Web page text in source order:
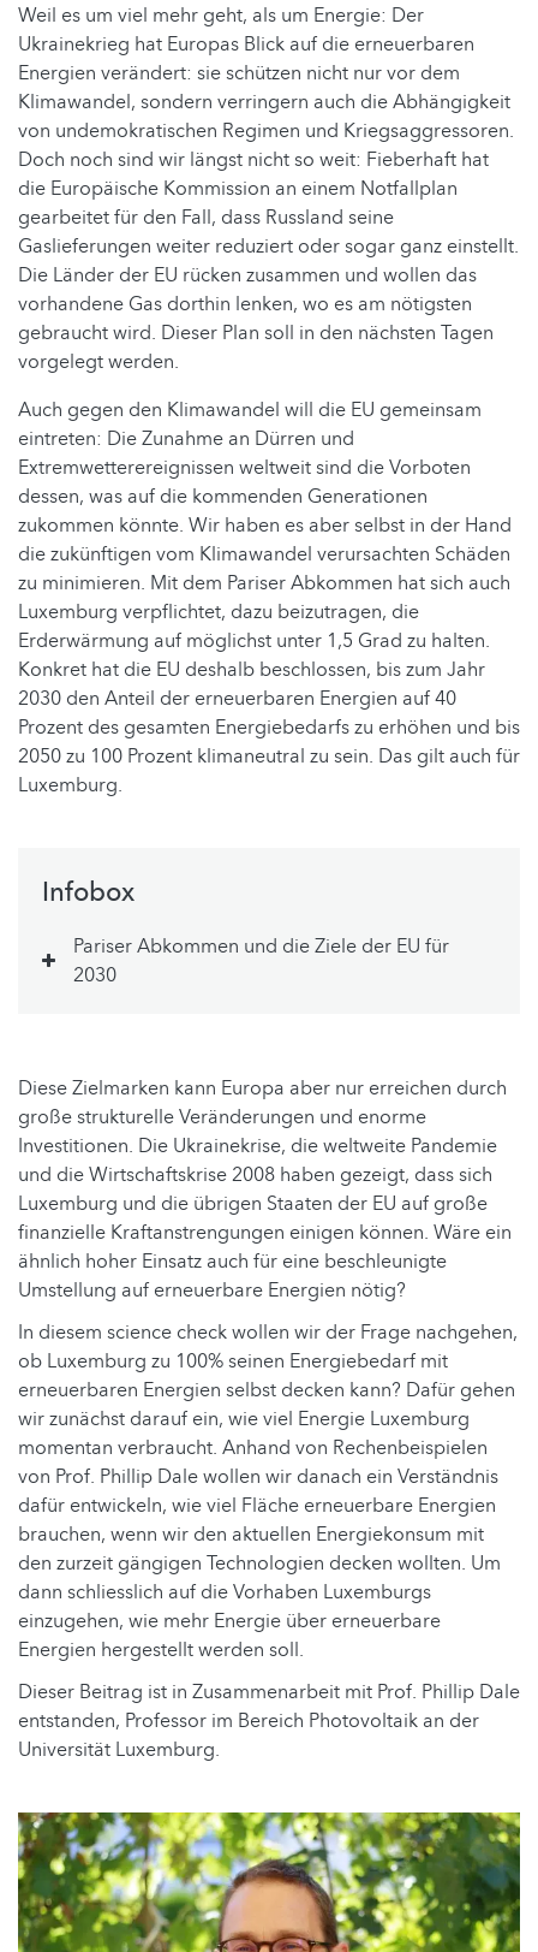
Weil es um viel mehr geht, als um Energie: Der
Ukrainekrieg hat Europas Blick auf die erneuerbaren
Energien verändert: sie schützen nicht nur vor dem
Klimawandel, sondern verringern auch die Abhängigkeit
von undemokratischen Regimen und Kriegsaggressoren.
Doch noch sind wir längst nicht so weit: Fieberhaft hat
die Europäische Kommission an einem Notfallplan
gearbeitet für den Fall, dass Russland seine
Gaslieferungen weiter reduziert oder sogar ganz einstellt.
Die Länder der EU rücken zusammen und wollen das
vorhandene Gas dorthin lenken, wo es am nötigsten
gebraucht wird. Dieser Plan soll in den nächsten Tagen
vorgelegt werden.
Auch gegen den Klimawandel will die EU gemeinsam
eintreten: Die Zunahme an Dürren und
Extremwetterereignissen weltweit sind die Vorboten
dessen, was auf die kommenden Generationen
zukommen könnte. Wir haben es aber selbst in der Hand
die zukünftigen vom Klimawandel verursachten Schäden
zu minimieren. Mit dem Pariser Abkommen hat sich auch
Luxemburg verpflichtet, dazu beizutragen, die
Erderwärmung auf möglichst unter 1,5 Grad zu halten.
Konkret hat die EU deshalb beschlossen, bis zum Jahr
2030 den Anteil der erneuerbaren Energien auf 40
Prozent des gesamten Energiebedarfs zu erhöhen und bis
2050 zu 100 Prozent klimaneutral zu sein. Das gilt auch für
Luxemburg.
Infobox
Pariser Abkommen und die Ziele der EU für
2030
Diese Zielmarken kann Europa aber nur erreichen durch
große strukturelle Veränderungen und enorme
Investitionen. Die Ukrainekrise, die weltweite Pandemie
und die Wirtschaftskrise 2008 haben gezeigt, dass sich
Luxemburg und die übrigen Staaten der EU auf große
finanzielle Kraftanstrengungen einigen können. Wäre ein
ähnlich hoher Einsatz auch für eine beschleunigte
Umstellung auf erneuerbare Energien nötig?
In diesem science check wollen wir der Frage nachgehen,
ob Luxemburg zu 100% seinen Energiebedarf mit
erneuerbaren Energien selbst decken kann? Dafür gehen
wir zunächst darauf ein, wie viel Energie Luxemburg
momentan verbraucht. Anhand von Rechenbeispielen
von Prof. Phillip Dale wollen wir danach ein Verständnis
dafür entwickeln, wie viel Fläche erneuerbare Energien
brauchen, wenn wir den aktuellen Energiekonsum mit
den zurzeit gängigen Technologien decken wollten. Um
dann schliesslich auf die Vorhaben Luxemburgs
einzugehen, wie mehr Energie über erneuerbare
Energien hergestellt werden soll.
Dieser Beitrag ist in Zusammenarbeit mit Prof. Phillip Dale
entstanden, Professor im Bereich Photovoltaik an der
Universität Luxemburg.